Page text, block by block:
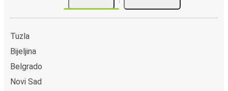
Tuzla
Bijeljina
Belgrado
Novi Sad